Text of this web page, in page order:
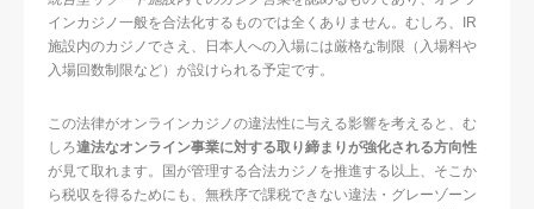
インカジノ一般を合法化するものでは全くありません。むしろ、IR
施設内のカジノでさえ、日本人への入場には厳格な制限（入場料や
入場回数制限など）が設けられる予定です。
この法律がオンラインカジノの違法性に与える影響を考えると、む
しろ違法なオンライン事業に対する取り締まりが強化される方向性
が見て取れます。国が管理する合法カジノを推進する以上、そこか
ら税収を得るためにも、無秩序で課税できない違法・グレーゾーン